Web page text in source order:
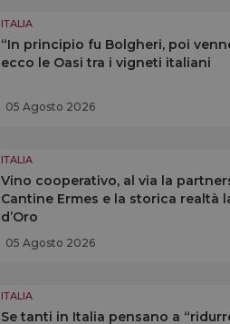
ITALIA
“In principio fu Bolgheri, poi
ecco le Oasi tra i vigneti italiani
05 Agosto 2026
ITALIA
Vino cooperativo, al via la
Cantine Ermes e la storica realtà
d’Oro
05 Agosto 2026
ITALIA
Se tanti in Italia pensano a